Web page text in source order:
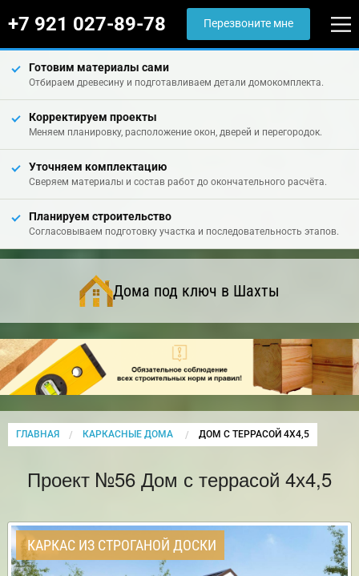
+7 921 027-89-78 Перезвоните мне
Готовим материалы сами
Отбираем древесину и подготавливаем детали домокомплекта.
Корректируем проекты
Меняем планировку, расположение окон, дверей и перегородок.
Уточняем комплектацию
Сверяем материалы и состав работ до окончательного расчёта.
Планируем строительство
Согласовываем подготовку участка и последовательность этапов.
Дома под ключ в Шахты
ГЛАВНАЯ КАРКАСНЫЕ ДОМА CURRENT:
ДОМ С ТЕРРАСОЙ 4Х4,5
Проект №56 Дом с террасой 4х4,5
КАРКАС ИЗ СТРОГАНОЙ ДОСКИ